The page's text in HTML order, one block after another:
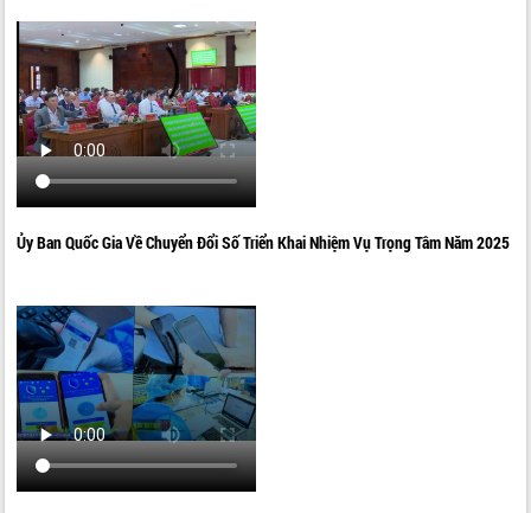
Ủy Ban Quốc Gia Về Chuyển Đổi Số Triển Khai Nhiệm Vụ Trọng Tâm Năm 2025